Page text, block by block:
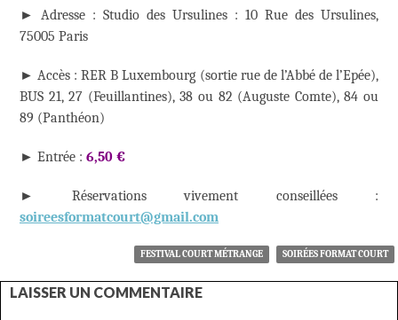
► Adresse : Studio des Ursulines : 10 Rue des Ursulines,
75005 Paris
► Accès : RER B Luxembourg (sortie rue de l’Abbé de l’Epée),
BUS 21, 27 (Feuillantines), 38 ou 82 (Auguste Comte), 84 ou
89 (Panthéon)
► Entrée : 6,50 €
► Réservations vivement conseillées :
soireesformatcourt@gmail.com
FESTIVAL COURT MÉTRANGE SOIRÉES FORMAT COURT
LAISSER UN COMMENTAIRE